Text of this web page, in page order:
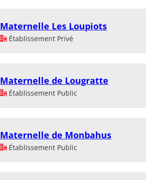
Maternelle Les Loupiots
Établissement Privé
Maternelle de Lougratte
Établissement Public
Maternelle de Monbahus
Établissement Public